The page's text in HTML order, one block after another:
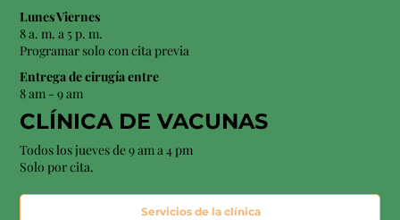
Lunes Viernes
8 a. m. a 5 p. m.
Programar solo con cita previa
Entrega de cirugía entre
8 am - 9 am
CLÍNICA DE VACUNAS
Todos los jueves de 9 am a 4 pm
Solo por cita.
Servicios de la clínica